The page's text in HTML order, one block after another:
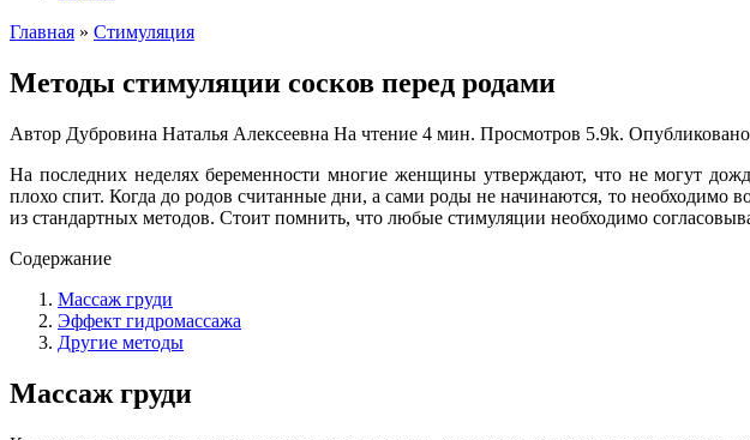
Главная » Стимуляция
Методы стимуляции сосков перед родами
Автор Дубровина Наталья Алексеевна На чтение 4 мин. Просмотров 5.9k. Опубликовано
На последних неделях беременности многие женщины утверждают, что не могут
плохо спит. Когда до родов считанные дни, а сами роды не начинаются, то необходимо
из стандартных методов. Стоит помнить, что любые стимуляции необходимо
Содержание
Массаж груди
Эффект гидромассажа
Другие методы
Массаж груди